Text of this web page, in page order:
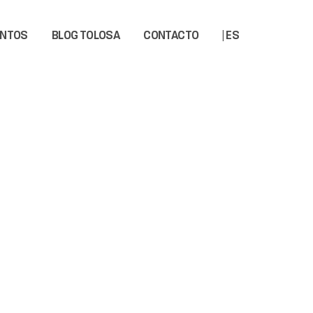
BLOG TOLOSA CONTACTO | ES